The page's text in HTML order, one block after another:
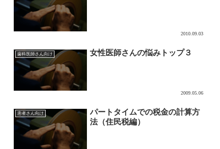
2010.09.03
歯科医師さん向け 女性医師さんの悩みトップ３
2009.05.06
患者さん向け
パートタイムでの税金の計算方
法（住民税編）